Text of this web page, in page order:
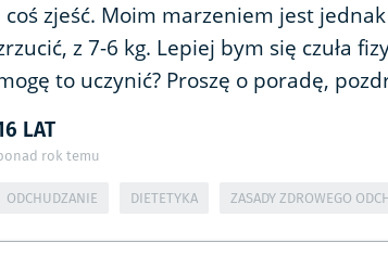
coś zjeść. Moim marzeniem jest
z 7-6 kg. Lepiej bym się czuła
to uczynić? Proszę o poradę,
LAT
rok temu
ODCHUDZANIE DIETETYKA ZASADY ZDROWEGO